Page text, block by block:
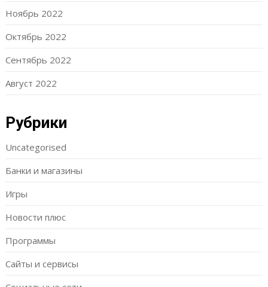
Ноябрь 2022
Октябрь 2022
Сентябрь 2022
Август 2022
Рубрики
Uncategorised
Банки и магазины
Игры
Новости плюс
Программы
Сайты и сервисы